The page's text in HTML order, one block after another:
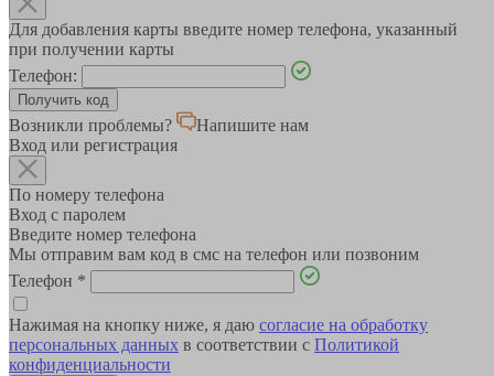
Для добавления карты введите номер телефона, указанный
при получении карты
Телефон:
Возникли проблемы?
Напишите нам
Вход или регистрация
По номеру телефона
Вход с паролем
Введите номер телефона
Мы отправим вам код в смс на телефон или позвоним
Телефон *
Нажимая на кнопку ниже, я даю согласие на обработку
персональных данных в соответствии с Политикой
конфиденциальности